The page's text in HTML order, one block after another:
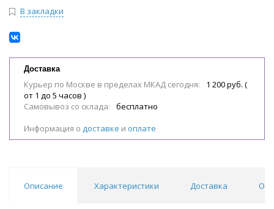
В закладки
Доставка
Курьер по Москве в пределах МКАД сегодня:
1 200 руб. (
от 1 до 5 часов )
Самовывоз со склада:
бесплатно
Информация о доставке и оплате
Описание Характеристики Доставка